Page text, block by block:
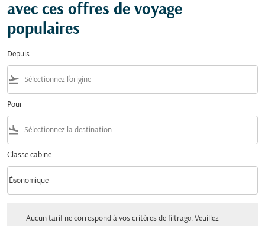
avec ces offres de voyage
populaires
Depuis
flight_takeoff
Pour
flight_land
Classe cabine
Classe cabine option Économique Selected
Économique
keyboard_arrow_down
Aucun tarif ne correspond à vos critères de filtrage. Veuillez